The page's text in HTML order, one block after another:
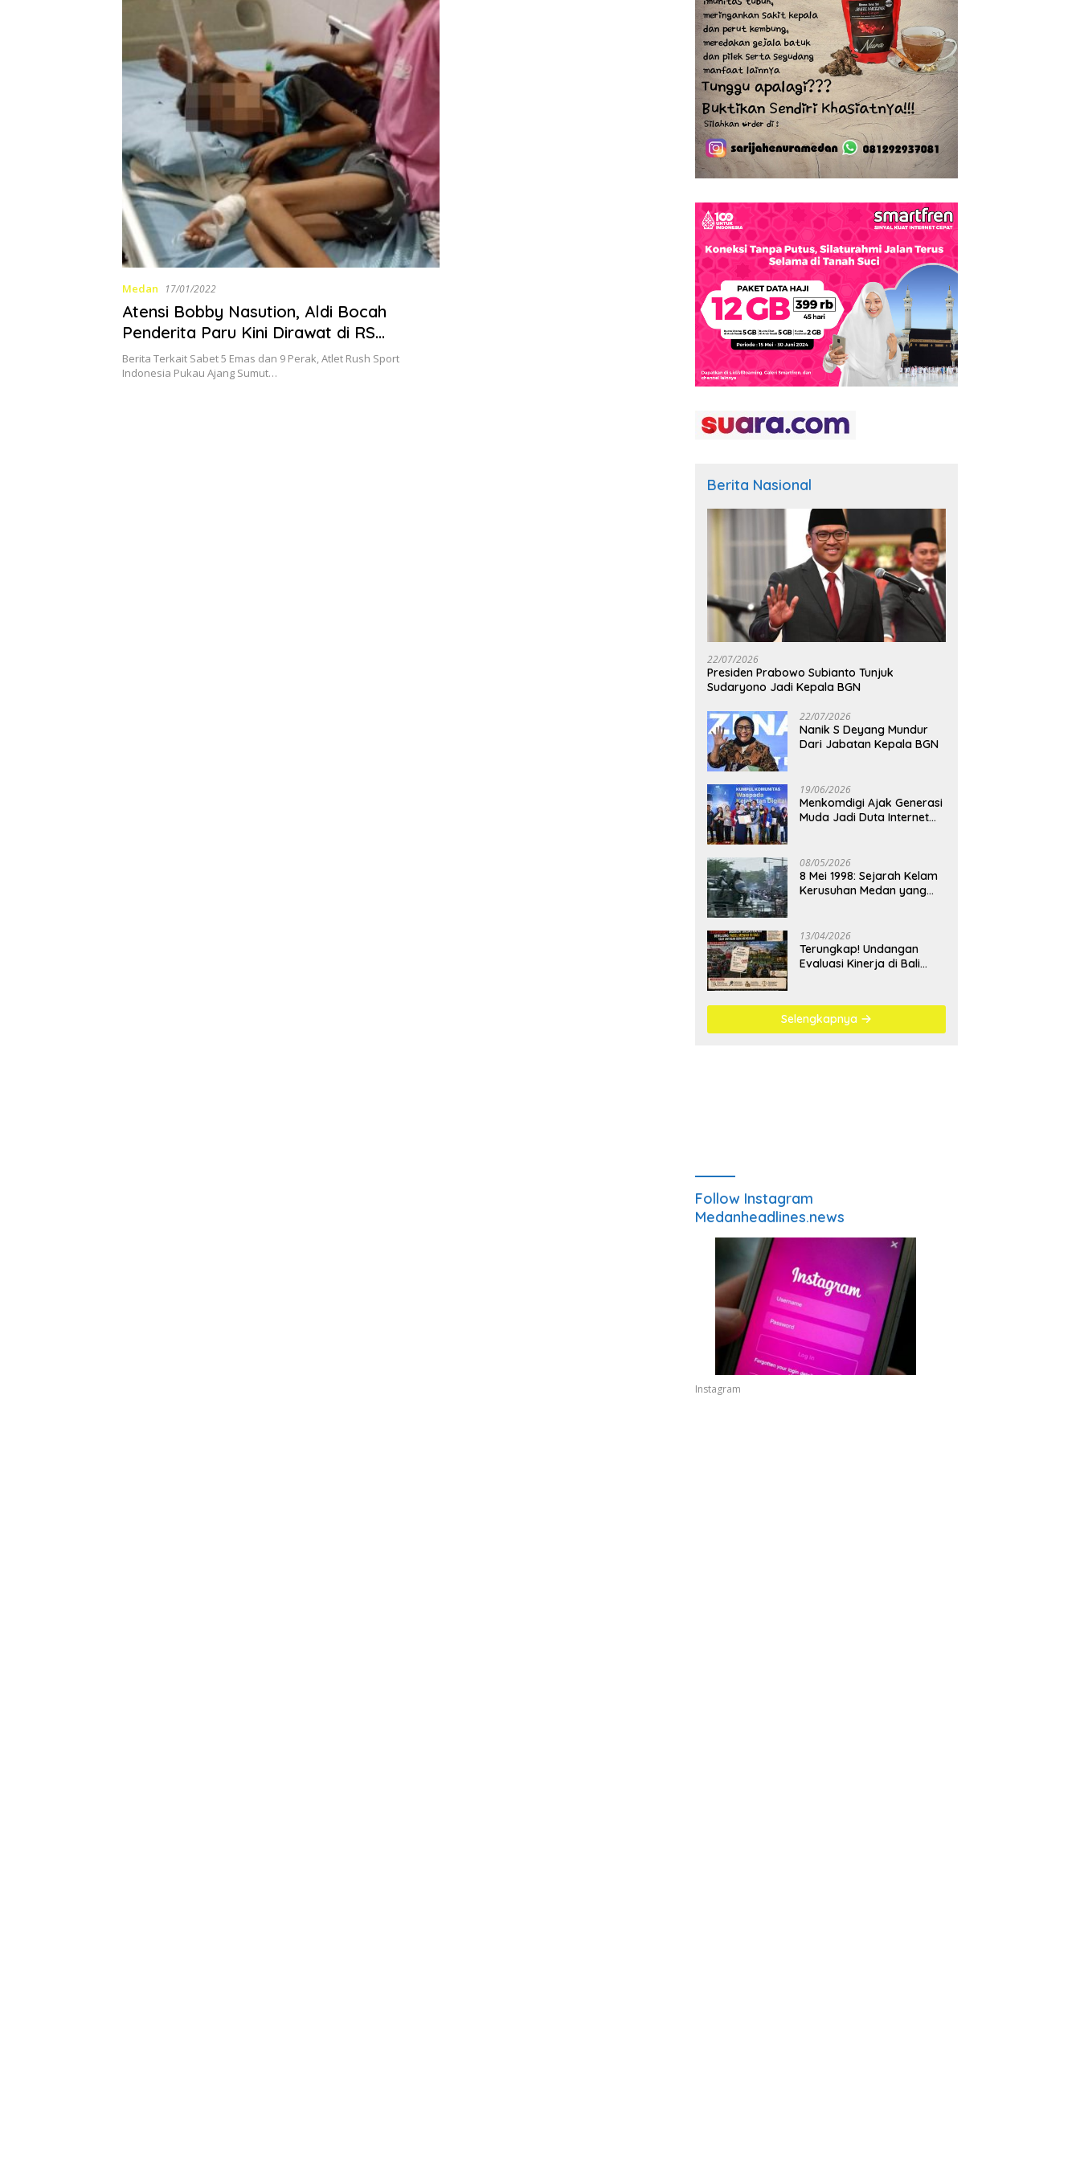
Medan 17/01/2022
Atensi Bobby Nasution, Aldi Bocah
Penderita Paru Kini Dirawat di RS
Pirngadi
Berita Terkait Sabet 5 Emas dan 9 Perak, Atlet Rush Sport
Indonesia Pukau Ajang Sumut…
Berita Nasional
22/07/2026
Presiden Prabowo Subianto Tunjuk
Sudaryono Jadi Kepala BGN
22/07/2026
Nanik S Deyang Mundur
Dari Jabatan Kepala BGN
19/06/2026
Menkomdigi Ajak Generasi
Muda Jadi Duta Internet
08/05/2026
8 Mei 1998: Sejarah Kelam
Kerusuhan Medan yang
13/04/2026
Terungkap! Undangan
Evaluasi Kinerja di Bali
Mengular
Selengkapnya
Follow Instagram
Medanheadlines.news
Instagram